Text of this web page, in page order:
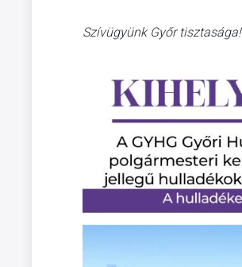
Szívügyünk Győr tisztasága!